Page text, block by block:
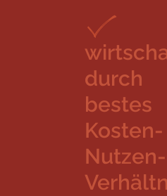
durch
bestes
Kosten-
Nutzen-